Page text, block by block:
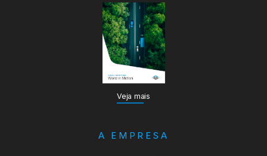
Veja mais
A EMPRESA